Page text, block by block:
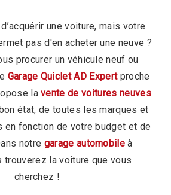
une voiture, mais votre
pas d'en acheter une neuve ?
procurer un véhicule neuf ou
Garage Quiclet AD Expertproche
lavente de voitures neuves
état, de toutes les marques et
fonction de votre budget et de
notre garage automobile à
trouverez la voiture que vous
cherchez !